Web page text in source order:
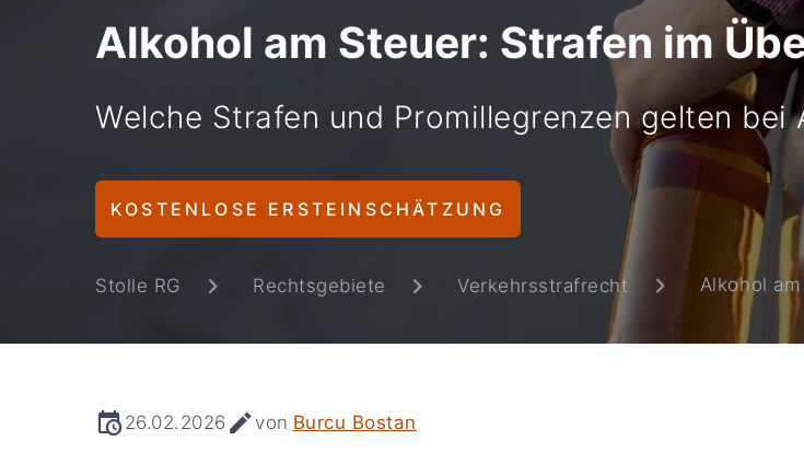
Alkohol am Steuer: Strafen im
Welche Strafen und Promillegrenzen gelten bei
KOSTENLOSE ERSTEINSCHÄTZUNG
Stolle RG Rechtsgebiete Verkehrsstrafrecht Alkohol
26.02.2026 von Burcu Bostan